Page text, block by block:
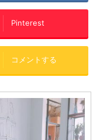
Pinterest
コメントする